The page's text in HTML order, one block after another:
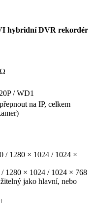
hybridní DVR rekordér
/ WD1
na IP, celkem
/ 1280 × 1024 / 1024 ×
1280 × 1024 / 1024 × 768
jako hlavní, nebo